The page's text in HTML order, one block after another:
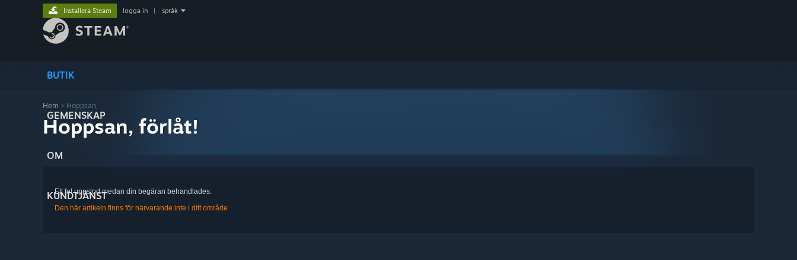
BUTIK
GEMENSKAP
OM
KUNDTJÄNST
Installera Steam logga in språk
Hem > Hoppsan
Hoppsan, förlåt!
Ett fel uppstod medan din begäran behandlades:
Den här artikeln finns för närvarande inte i ditt område